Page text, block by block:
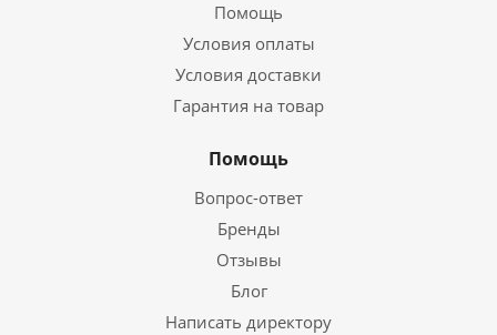
Помощь
Условия оплаты
Условия доставки
Гарантия на товар
Помощь
Вопрос-ответ
Бренды
Отзывы
Блог
Написать директору